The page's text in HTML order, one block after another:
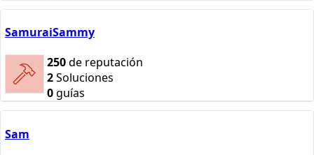
SamuraiSammy
250de reputación
2Soluciones
0guías
Sam